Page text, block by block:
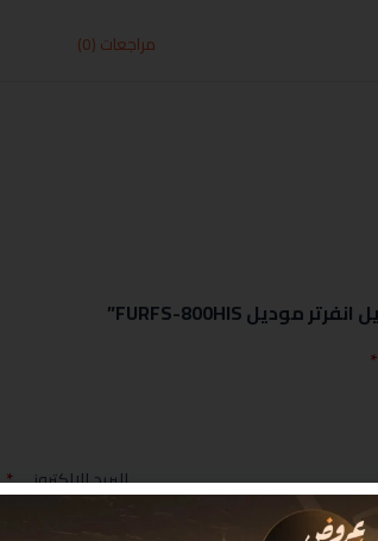
مراجعات (0)
*
البريد الإلكتروني*